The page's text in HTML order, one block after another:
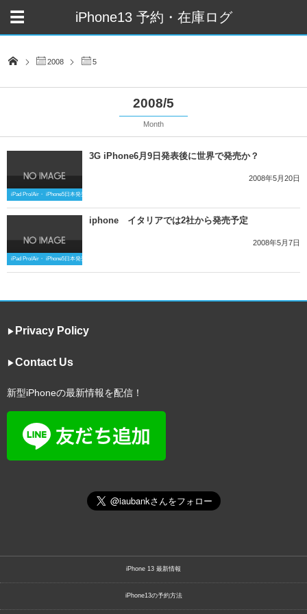
iPhone13 予約・在庫ログ
2008 5
2008/5
Month
iPad Pro/Air・ iPhone5日本発売日情報
3G iPhone6月9日発表後に世界で発売か？
2008年5月20日
iPad Pro/Air・ iPhone5日本発売日情報
iphone イタリアでは2社から発売予定
2008年5月7日
▶︎ Privacy Policy
▶︎Contact Us
新型iPhoneの最新情報を配信！
iPhone 13 最新情報
iPhone13の予約方法